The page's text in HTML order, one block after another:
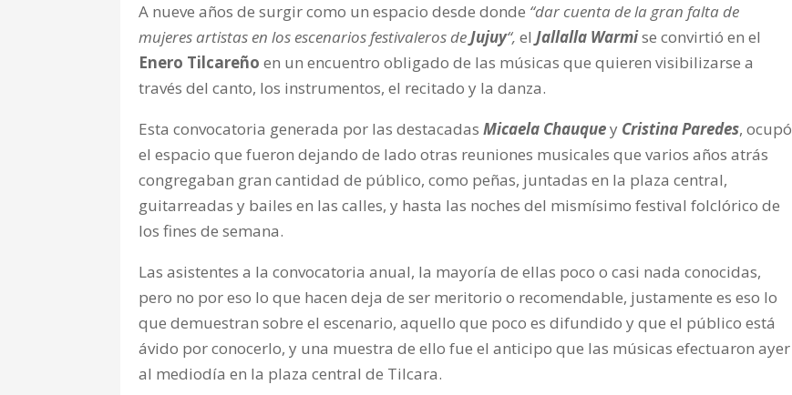
A nueve años de surgir como un espacio desde donde “dar cuenta de la gran falta de
mujeres artistas en los escenarios festivaleros deJujuy“, el Jallalla Warmise convirtió en el
Enero Tilcareño en un encuentro obligado de las músicas que quieren visibilizarse a
través del canto, los instrumentos, el recitado y la danza.
Esta convocatoria generada por las destacadas Micaela Chauquey Cristina Paredes, ocupó
el espacio que fueron dejando de lado otras reuniones musicales que varios años atrás
congregaban gran cantidad de público, como peñas, juntadas en la plaza central,
guitarreadas y bailes en las calles, y hasta las noches del mismísimo festival folclórico de
los fines de semana.
Las asistentes a la convocatoria anual, la mayoría de ellas poco o casi nada conocidas,
pero no por eso lo que hacen deja de ser meritorio o recomendable, justamente es eso lo
que demuestran sobre el escenario, aquello que poco es difundido y que el público está
ávido por conocerlo, y una muestra de ello fue el anticipo que las músicas efectuaron ayer
al mediodía en la plaza central de Tilcara.